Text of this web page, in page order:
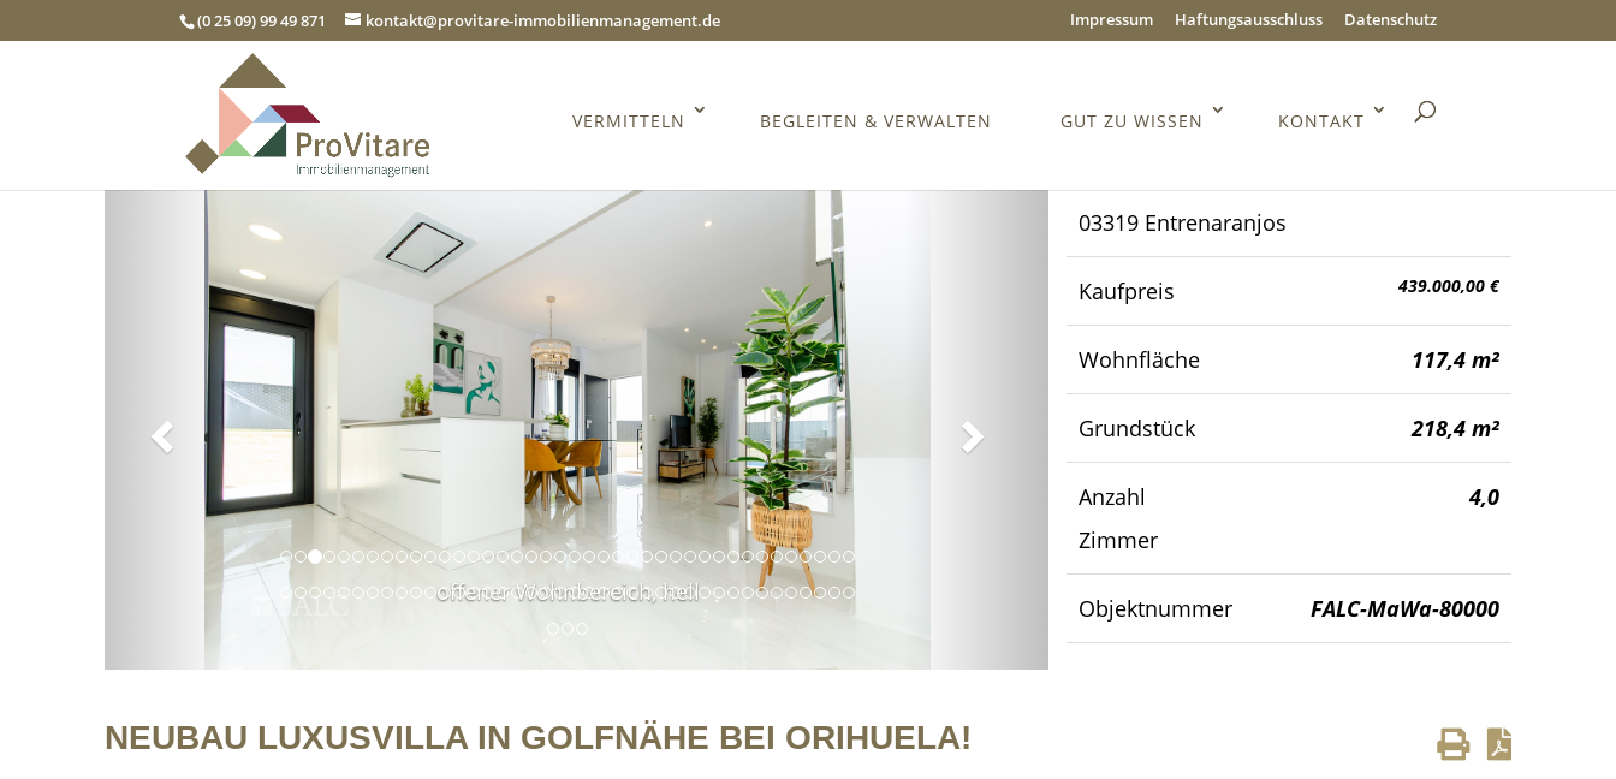
(0 25 09) 99 49 871 kontakt@provitare-immobilienmanagement.de Impressum Haftungsausschluss Datenschutz
VERMITTELN BEGLEITEN & VERWALTEN GUT ZU WISSEN KONTAKT
offener Wohnbereich, hell
Zurück
03319 Entrenaranjos
Kaufpreis 439.000,00 €
Wohnfläche 117,4 m²
Grundstück 218,4 m²
Anzahl
Zimmer
4,0
Objektnummer FALC-MaWa-80000
NEUBAU LUXUSVILLA IN GOLFNÄHE BEI ORIHUELA!